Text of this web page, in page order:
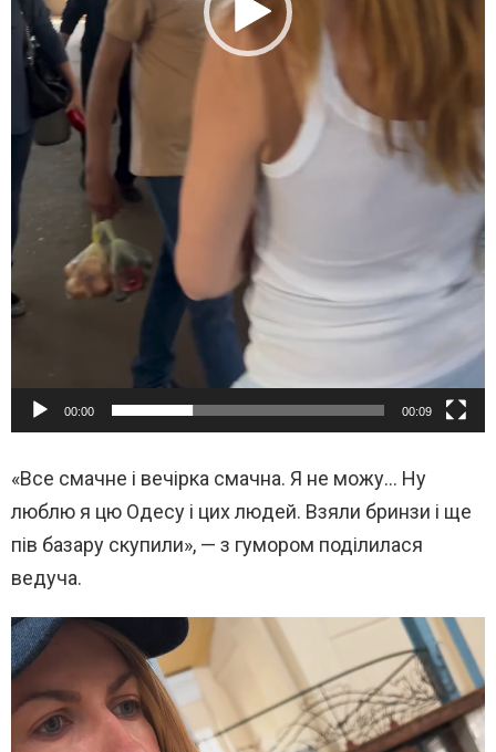
00:00 00:09
«Все смачне і вечірка смачна. Я не можу… Ну
люблю я цю Одесу і цих людей. Взяли бринзи і ще
пів базару скупили», — з гумором поділилася
ведуча.
В
и